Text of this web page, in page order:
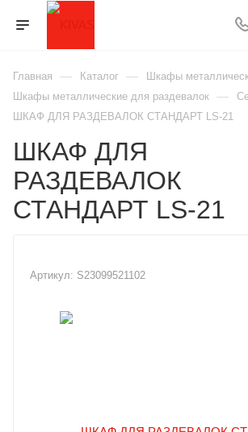
Главная — Каталог — Шкафы
Шкафы металлические для раздевалок —
ШКАФ ДЛЯ РАЗДЕВАЛОК СТАНДАРТ LS-21
ШКАФ ДЛЯ
РАЗДЕВАЛОК
СТАНДАРТ LS-21
Артикул: S23099521102